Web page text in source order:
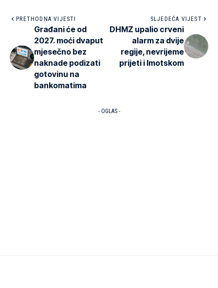
PRETHODNA VIJESTI
Građani će od
2027. moći dvaput
mjesečno bez
naknade podizati
gotovinu na
bankomatima
SLJEDEĆA VIJEST
DHMZ upalio crveni
alarm za dvije
regije, nevrijeme
prijeti i Imotskom
- OGLAS -